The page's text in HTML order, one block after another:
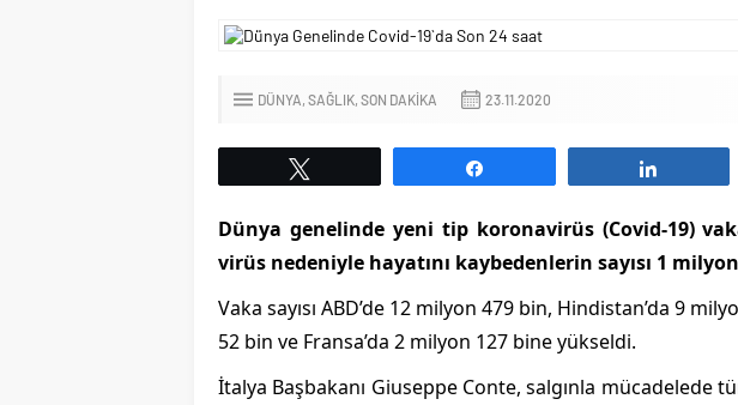
DÜNYA SAĞLIK SON DAKİKA 23.11.2020
Dünya genelinde yeni tip koronavirüs (Covid-19)
virüs nedeniyle hayatını kaybedenlerin sayısı 1
Vaka sayısı ABD’de 12 milyon 479 bin, Hindistan’da 9
52 bin ve Fransa’da 2 milyon 127 bine yükseldi.
İtalya Başbakanı Giuseppe Conte, salgınla mücadelede
Bulgaristan`da Omicron`dan Daha
Edildi